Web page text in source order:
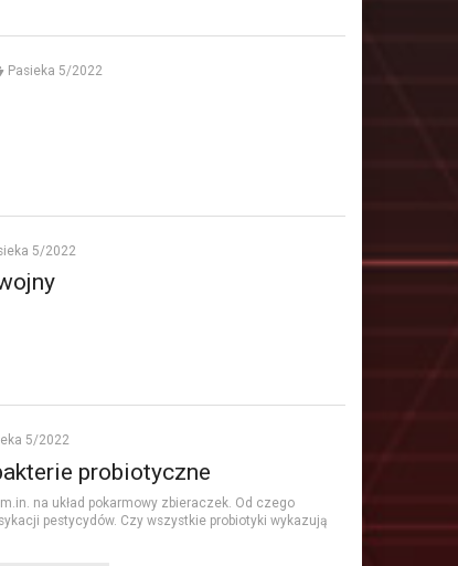
Pasieka 5/2022
5/2022
5/2022
probiotyczne
na układ pokarmowy zbieraczek. Od czego
pestycydów. Czy wszystkie probiotyki wykazują